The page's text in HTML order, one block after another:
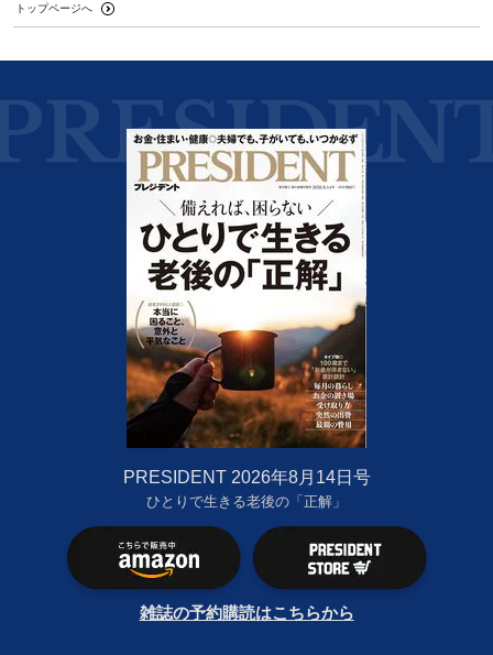
トップページへ
PRESIDENT 2026年8月14日号
ひとりで生きる老後の「正解」
雑誌の予約購読はこちらから